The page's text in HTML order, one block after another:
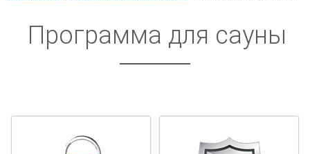
Программа для сауны